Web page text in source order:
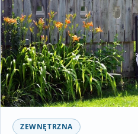
ZEWNĘTRZNA